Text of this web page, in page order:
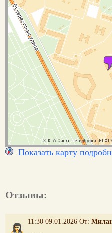
Показать карту
Отзывы:
11:30 09.01.2026 От: